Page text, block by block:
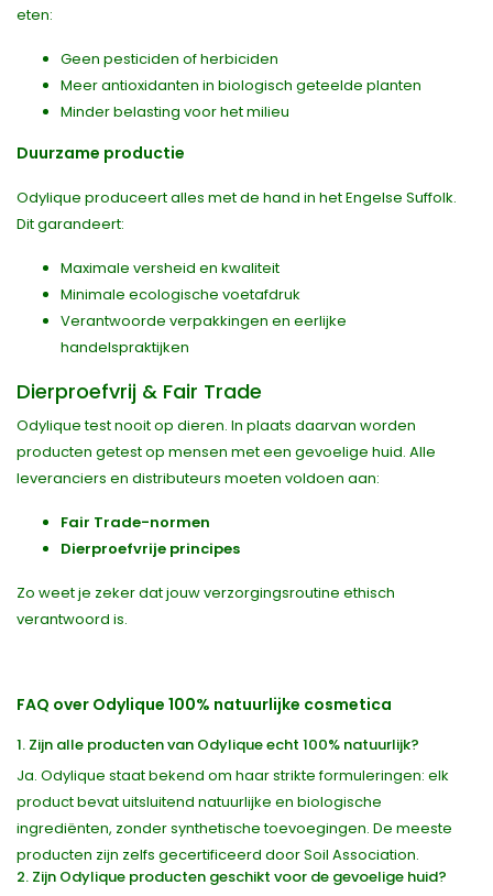
eten:
Geen pesticiden of herbiciden
Meer antioxidanten in biologisch geteelde planten
Minder belasting voor het milieu
Duurzame productie
Odylique produceert alles met de hand in het Engelse Suffolk.
Dit garandeert:
Maximale versheid en kwaliteit
Minimale ecologische voetafdruk
Verantwoorde verpakkingen en eerlijke
handelspraktijken
Dierproefvrij & Fair Trade
Odylique test nooit op dieren. In plaats daarvan worden
producten getest op mensen met een gevoelige huid. Alle
leveranciers en distributeurs moeten voldoen aan:
Fair Trade-normen
Dierproefvrije principes
Zo weet je zeker dat jouw verzorgingsroutine ethisch
verantwoord is.
FAQ over Odylique 100% natuurlijke cosmetica
1. Zijn alle producten van Odylique echt 100% natuurlijk?
Ja. Odylique staat bekend om haar strikte formuleringen: elk
product bevat uitsluitend natuurlijke en biologische
ingrediënten, zonder synthetische toevoegingen. De meeste
producten zijn zelfs gecertificeerd door Soil Association.
2. Zijn Odylique producten geschikt voor de gevoelige huid?